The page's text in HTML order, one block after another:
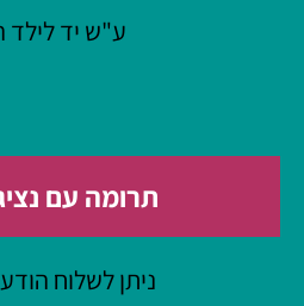
ע"ש יד לילד
תרומה עם
ניתן לשלוח